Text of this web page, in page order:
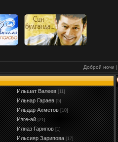
Доброй ночи
Ильшат Валеев [11]
Ильнар Гараев [5]
Ильдар Ахметов [10]
Изге-ай [21]
Илназ Гарипов [1]
Ильсияр Зарипова [17]